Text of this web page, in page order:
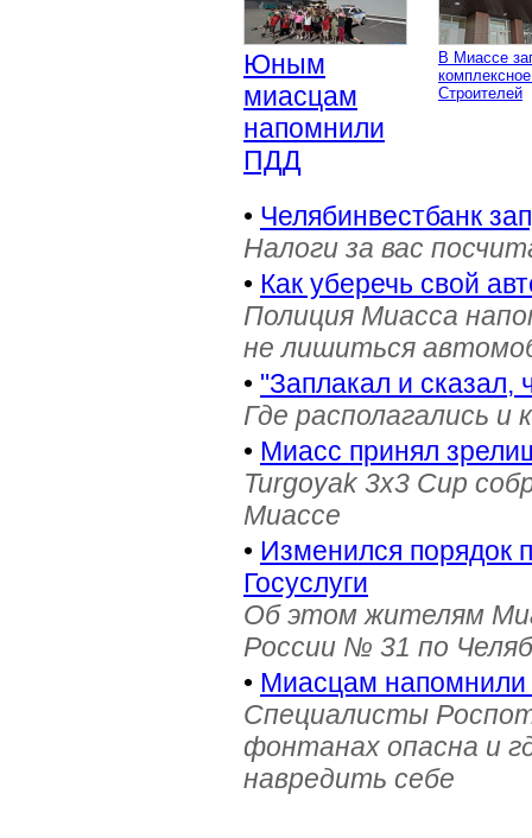
Юным
миасцам
напомнили
ПДД
В Миассе
Строителей
• Челябинвестбанк
Налоги за вас
• Как уберечь свой
Полиция Миасса
не лишиться
• "Заплакал и сказал,
Где располагались и
• Миасс принял
Turgoyak 3x3 Cup
Миассе
• Изменился порядок
Госуслуги
Об этом жителям
России № 31 по
• Миасцам напомнили
Специалисты
фонтанах опасна и
навредить себе